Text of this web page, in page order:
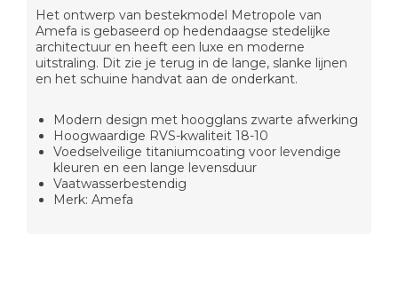
Het ontwerp van bestekmodel Metropole van
Amefa is gebaseerd op hedendaagse stedelijke
architectuur en heeft een luxe en moderne
uitstraling. Dit zie je terug in de lange, slanke lijnen
en het schuine handvat aan de onderkant.
Modern design met hoogglans zwarte afwerking
Hoogwaardige RVS-kwaliteit 18-10
Voedselveilige titaniumcoating voor levendige
kleuren en een lange levensduur
Vaatwasserbestendig
Merk: Amefa